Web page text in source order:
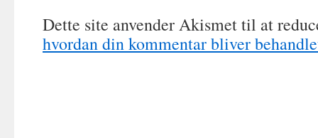
Dette site anvender Akismet til at
hvordan din kommentar bliver